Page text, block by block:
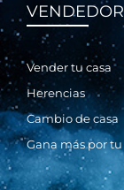
Vender tu casa
Herencias
Cambio de casa
Gana más por tu